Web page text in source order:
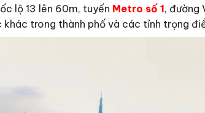
lộ 13 lên 60m, tuyến Metro số 1, đường
trong thành phố và các tỉnh trọng